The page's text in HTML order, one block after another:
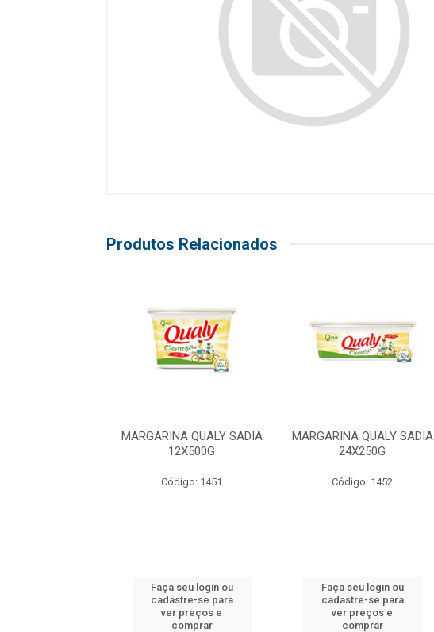
Produtos Relacionados
MARGARINA QUALY SADIA
12X500G
Código: 1451
Faça seu login ou
cadastre-se para
ver preços e
comprar
MARGARINA QUALY SADIA
24X250G
Código: 1452
Faça seu login ou
cadastre-se para
ver preços e
comprar